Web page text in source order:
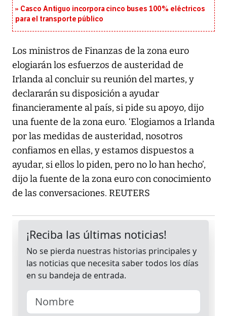
Casco Antiguo incorpora cinco buses 100% eléctricos
para el transporte público
Los ministros de Finanzas de la zona euro
elogiarán los esfuerzos de austeridad de
Irlanda al concluir su reunión del martes, y
declararán su disposición a ayudar
financieramente al país, si pide su apoyo, dijo
una fuente de la zona euro. ‘Elogiamos a Irlanda
por las medidas de austeridad, nosotros
confiamos en ellas, y estamos dispuestos a
ayudar, si ellos lo piden, pero no lo han hecho’,
dijo la fuente de la zona euro con conocimiento
de las conversaciones. REUTERS